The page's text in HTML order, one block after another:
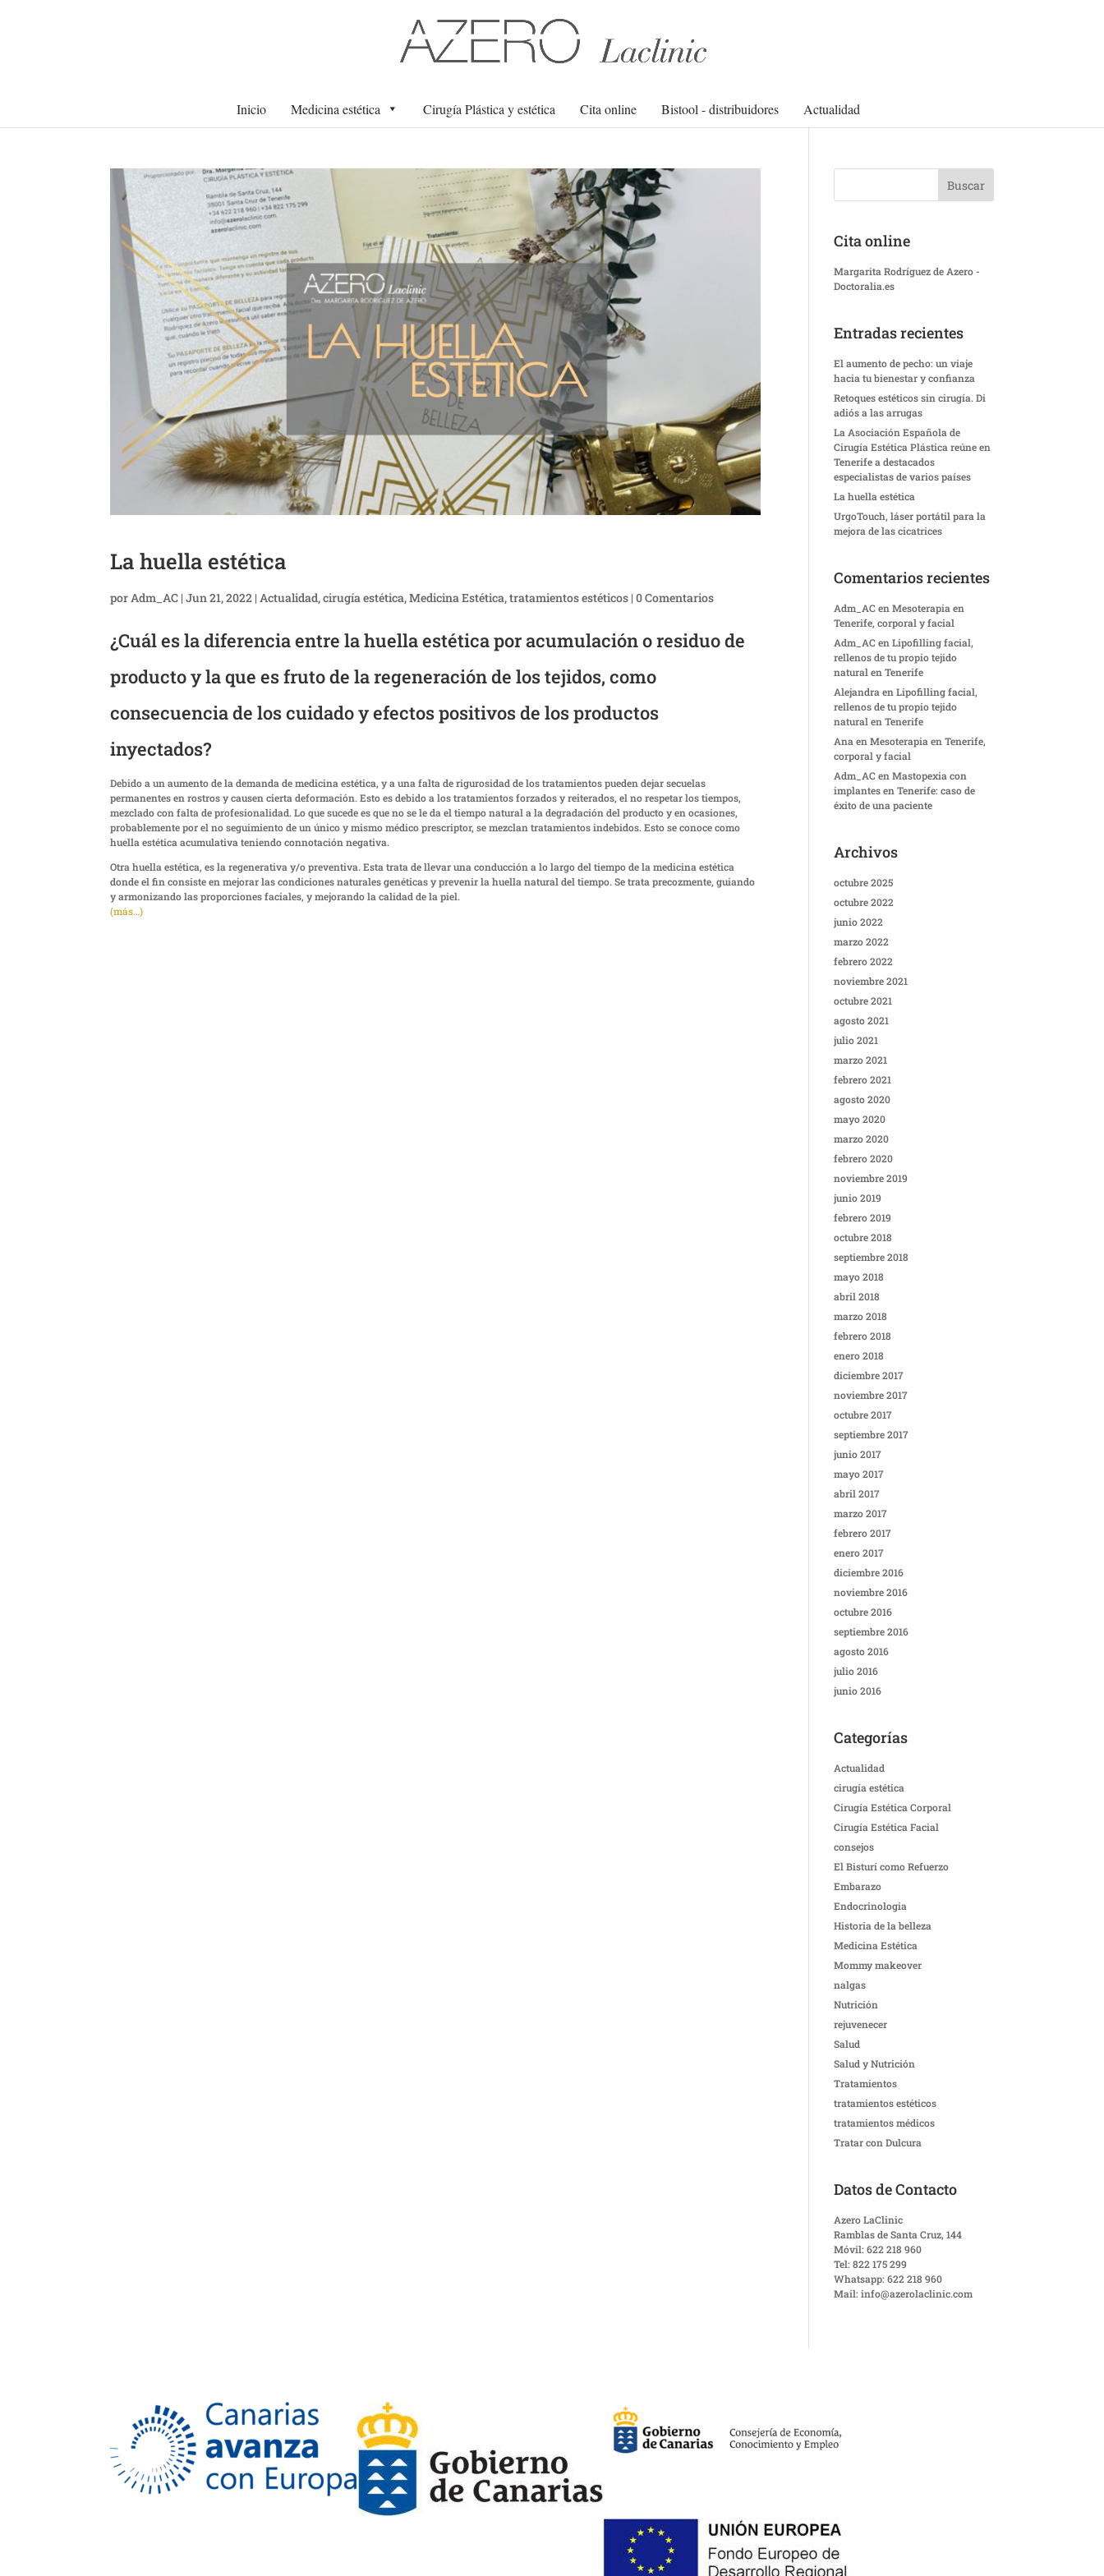
Inicio Medicina estética Cirugía Plástica y estética Cita online Bistool - distribuidores Actualidad
La huella estética
porAdm_AC |Jun 21, 2022 |Actualidad,cirugía estética,Medicina Estética,tratamientos estéticos |0 Comentarios
¿Cuál es la diferencia entre la huella estética por acumulación o residuo de
producto y la que es fruto de la regeneración de los tejidos, como
consecuencia de los cuidado y efectos positivos de los productos
inyectados?
Debido a un aumento de la demanda de medicina estética, y a una falta de rigurosidad de los tratamientos pueden dejar secuelas
permanentes en rostros y causen cierta deformación. Esto es debido a los tratamientos forzados y reiterados, el no respetar los tiempos,
mezclado con falta de profesionalidad. Lo que sucede es que no se le da el tiempo natural a la degradación del producto y en ocasiones,
probablemente por el no seguimiento de un único y mismo médico prescriptor, se mezclan tratamientos indebidos. Esto se conoce como
huella estética acumulativa teniendo connotación negativa.
Otra huella estética, es la regenerativa y/o preventiva. Esta trata de llevar una conducción a lo largo del tiempo de la medicina estética
donde el fin consiste en mejorar las condiciones naturales genéticas y prevenir la huella natural del tiempo. Se trata precozmente, guiando
y armonizando las proporciones faciales, y mejorando la calidad de la piel.
(más…)
Cita online
Margarita Rodríguez de Azero -
Doctoralia.es
Entradas recientes
El aumento de pecho: un viaje
hacia tu bienestar y confianza
Retoques estéticos sin cirugía. Di
adiós a las arrugas
La Asociación Española de
Cirugía Estética Plástica reúne en
Tenerife a destacados
especialistas de varios países
La huella estética
UrgoTouch, láser portátil para la
mejora de las cicatrices
Comentarios recientes
Adm_AC enMesoterapia en
Tenerife, corporal y facial
Adm_AC enLipofilling facial,
rellenos de tu propio tejido
natural en Tenerife
Alejandra enLipofilling facial,
rellenos de tu propio tejido
natural en Tenerife
Ana enMesoterapia en Tenerife,
corporal y facial
Adm_AC enMastopexia con
implantes en Tenerife: caso de
éxito de una paciente
Archivos
octubre 2025
octubre 2022
junio 2022
marzo 2022
febrero 2022
noviembre 2021
octubre 2021
agosto 2021
julio 2021
marzo 2021
febrero 2021
agosto 2020
mayo 2020
marzo 2020
febrero 2020
noviembre 2019
junio 2019
febrero 2019
octubre 2018
septiembre 2018
mayo 2018
abril 2018
marzo 2018
febrero 2018
enero 2018
diciembre 2017
noviembre 2017
octubre 2017
septiembre 2017
junio 2017
mayo 2017
abril 2017
marzo 2017
febrero 2017
enero 2017
diciembre 2016
noviembre 2016
octubre 2016
septiembre 2016
agosto 2016
julio 2016
junio 2016
Categorías
Actualidad
cirugía estética
Cirugía Estética Corporal
Cirugía Estética Facial
consejos
El Bisturí como Refuerzo
Embarazo
Endocrinologia
Historia de la belleza
Medicina Estética
Mommy makeover
nalgas
Nutrición
rejuvenecer
Salud
Salud y Nutrición
Tratamientos
tratamientos estéticos
tratamientos médicos
Tratar con Dulcura
Datos de Contacto
Azero LaClinic
Ramblas de Santa Cruz, 144
Móvil: 622 218 960
Tel: 822 175 299
Whatsapp: 622 218 960
Mail: info@azerolaclinic.com